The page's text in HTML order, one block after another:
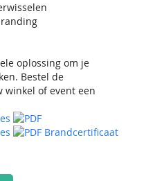
oplossing om je
Bestel de
winkel of event een
Brandcertificaat